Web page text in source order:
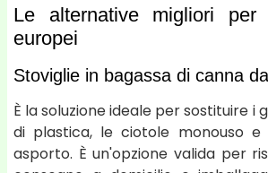
Le alternative migliori per
europei
Stoviglie in bagassa di canna
È la soluzione ideale per sostituire i
di plastica, le ciotole monouso
asporto. È un'opzione valida per